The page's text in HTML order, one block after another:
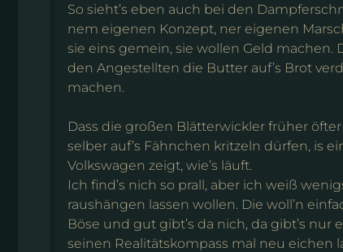
So sieht’s eben auch bei den
nem eigenen Konzept, ner eigenen
sie eins gemein, sie wollen Geld machen.
den Angestellten die Butter auf’s Brot
machen.
Dass die großen Blätterwickler früher
selber auf’s Fähnchen kritzeln dürfen, is
Volkswagen zeigt, wie’s läuft.
Ich find’s nich so prall, aber ich weiß
raushängen lassen wollen. Die woll’n
Böse und gut gibt’s da nich, da gibt’s
seinen Realitätskompass mal neu eichen